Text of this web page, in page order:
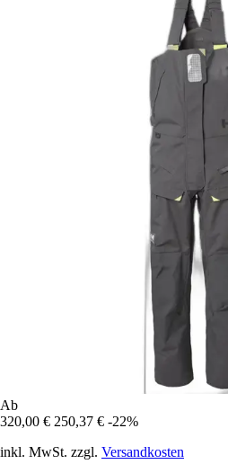
Ab
320,00 € 250,37 € -22%
inkl. MwSt. zzgl. Versandkosten